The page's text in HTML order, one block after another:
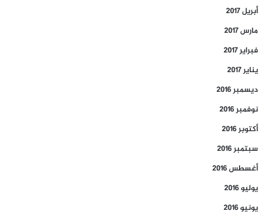
أبريل 2017
مارس 2017
فبراير 2017
يناير 2017
ديسمبر 2016
نوفمبر 2016
أكتوبر 2016
سبتمبر 2016
أغسطس 2016
يوليو 2016
يونيو 2016